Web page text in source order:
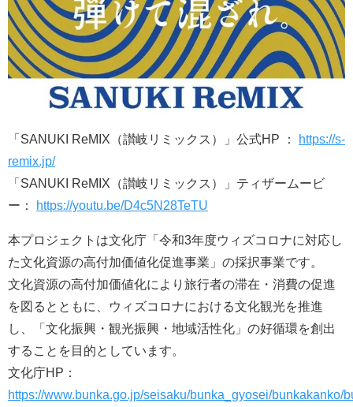
「SANUKI ReMIX（讃岐リミックス）」公式HP ：
https://s-
remix.jp/
「SANUKI ReMIX（讃岐リミックス）」ティザームービ
ー：
https://youtu.be/D4c5N28TeTU
本プロジェクトは文化庁「令和3年度ウィズコロナに対応し
た文化資源の高付加価値化促進事業」の採択事業です。
文化資源の高付加価値化により旅行者の滞在・消費の促進
を図るとともに、ウィズコロナにおける文化観光を推進
し、「文化振興・観光振興・地域活性化」の好循環を創出
することを目的としています。
文化庁HP：
https://www.bunka.go.jp/seisaku/bunka_gyosei/bunkakanko/